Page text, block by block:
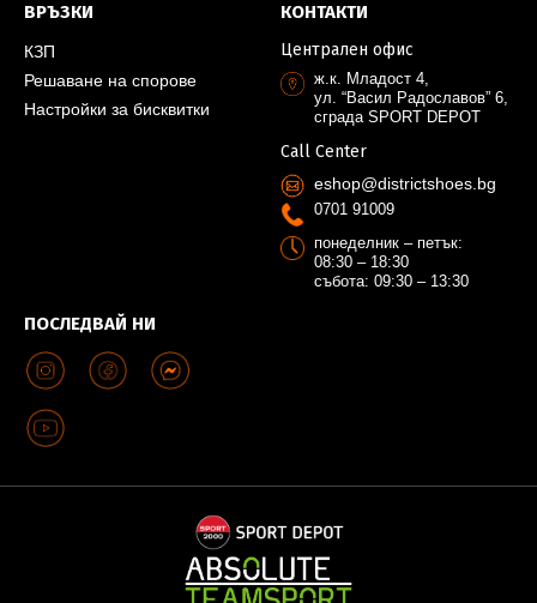
ВРЪЗКИ
КЗП
Решаване на спорове
Настройки за бисквитки
ПОСЛЕДВАЙ НИ
КОНТАКТИ
Централен офис
ж.к. Младост 4,
ул. “Васил Радославов” 6,
сграда SPORT DEPOT
Call Center
eshop@districtshoes.bg
0701 91009
понеделник – петък:
08:30 – 18:30
събота: 09:30 – 13:30